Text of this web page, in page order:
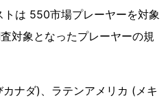
は 550市場プレーヤーを対象
対象となったプレーヤーの規
ナダ)、ラテンアメリカ (メキ